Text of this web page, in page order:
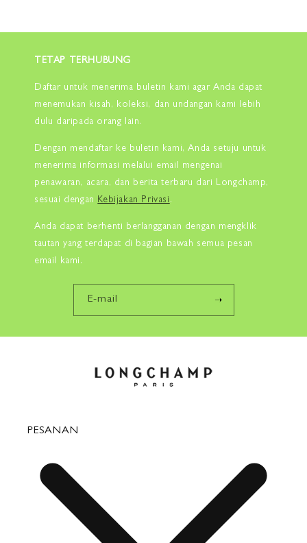
TETAP TERHUBUNG
Daftar untuk menerima buletin kami agar Anda dapat
menemukan kisah, koleksi, dan undangan kami lebih
dulu daripada orang lain.
Dengan mendaftar ke buletin kami, Anda setuju untuk
menerima informasi melalui email mengenai
penawaran, acara, dan berita terbaru dari Longchamp,
sesuai dengan Kebijakan Privasi .
Anda dapat berhenti berlangganan dengan mengklik
tautan yang terdapat di bagian bawah semua pesan
email kami.
E-mail
PESANAN